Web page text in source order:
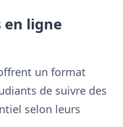
en ligne
un format
de suivre des
selon leurs